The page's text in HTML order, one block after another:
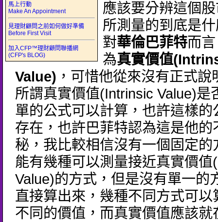
馬上行動
Make An Appointment
見理財顧問之前如何做好準備
Before First Visit
加入CFP™理財顧問聯播網
(CFP's BLOG)
應該要分辨這個
所測量的到底是
對華倫巴菲特而
為真實價值
Value) ，可惜他從來沒有正式說
所謂真實價值(Intrinsic Value)是
單的公式可以計算，也許這樣的
存在，也許巴菲特認為這是他的
秘，我比較相信沒有一個固定的
能有幾種可以測量接近真實價值
Value)的方式，但是沒有單一的
直接算出來，幾種不同方式可以
不同的價值，而真實價值應該就